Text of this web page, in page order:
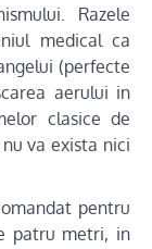
Razele
medical ca
(perfecte
aerului in
clasice de
va exista nici
pentru
patru metri, in